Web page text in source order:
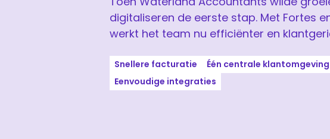
digitaliseren de eerste stap. Met Fortes
werkt het team nu efficiënter en
Snellere facturatie
Één centrale klantomgeving
Eenvoudige integraties